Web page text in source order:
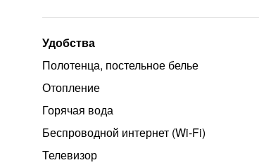
Удобства
Полотенца, постельное белье
Отопление
Горячая вода
Беспроводной интернет (Wi‑Fi)
Телевизор